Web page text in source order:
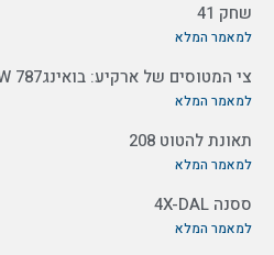
שחק 41
למאמר המלא
צי המטוסים של ארקיע: בואינג787 EI-NEW
למאמר המלא
תאונת להטוט 208
למאמר המלא
ססנה 4X-DAL
למאמר המלא